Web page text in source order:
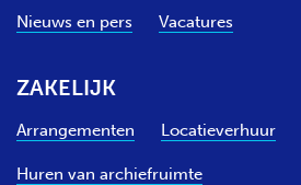
Nieuws en pers Vacatures
ZAKELIJK
Arrangementen Locatieverhuur
Huren van archiefruimte